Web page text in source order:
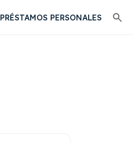
PRÉSTAMOS PERSONALES